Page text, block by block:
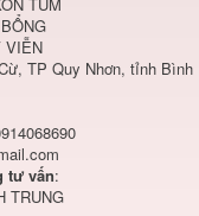
TUM
VIỄN
TP Quy Nhơn, tỉnh Bình
tư vấn:
TRUNG